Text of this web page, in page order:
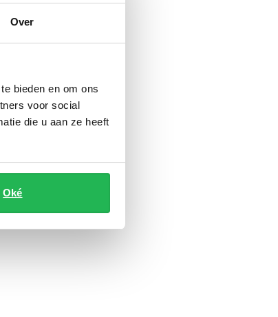
Over
bieden en om ons
voor social
die u aan ze heeft
Oké